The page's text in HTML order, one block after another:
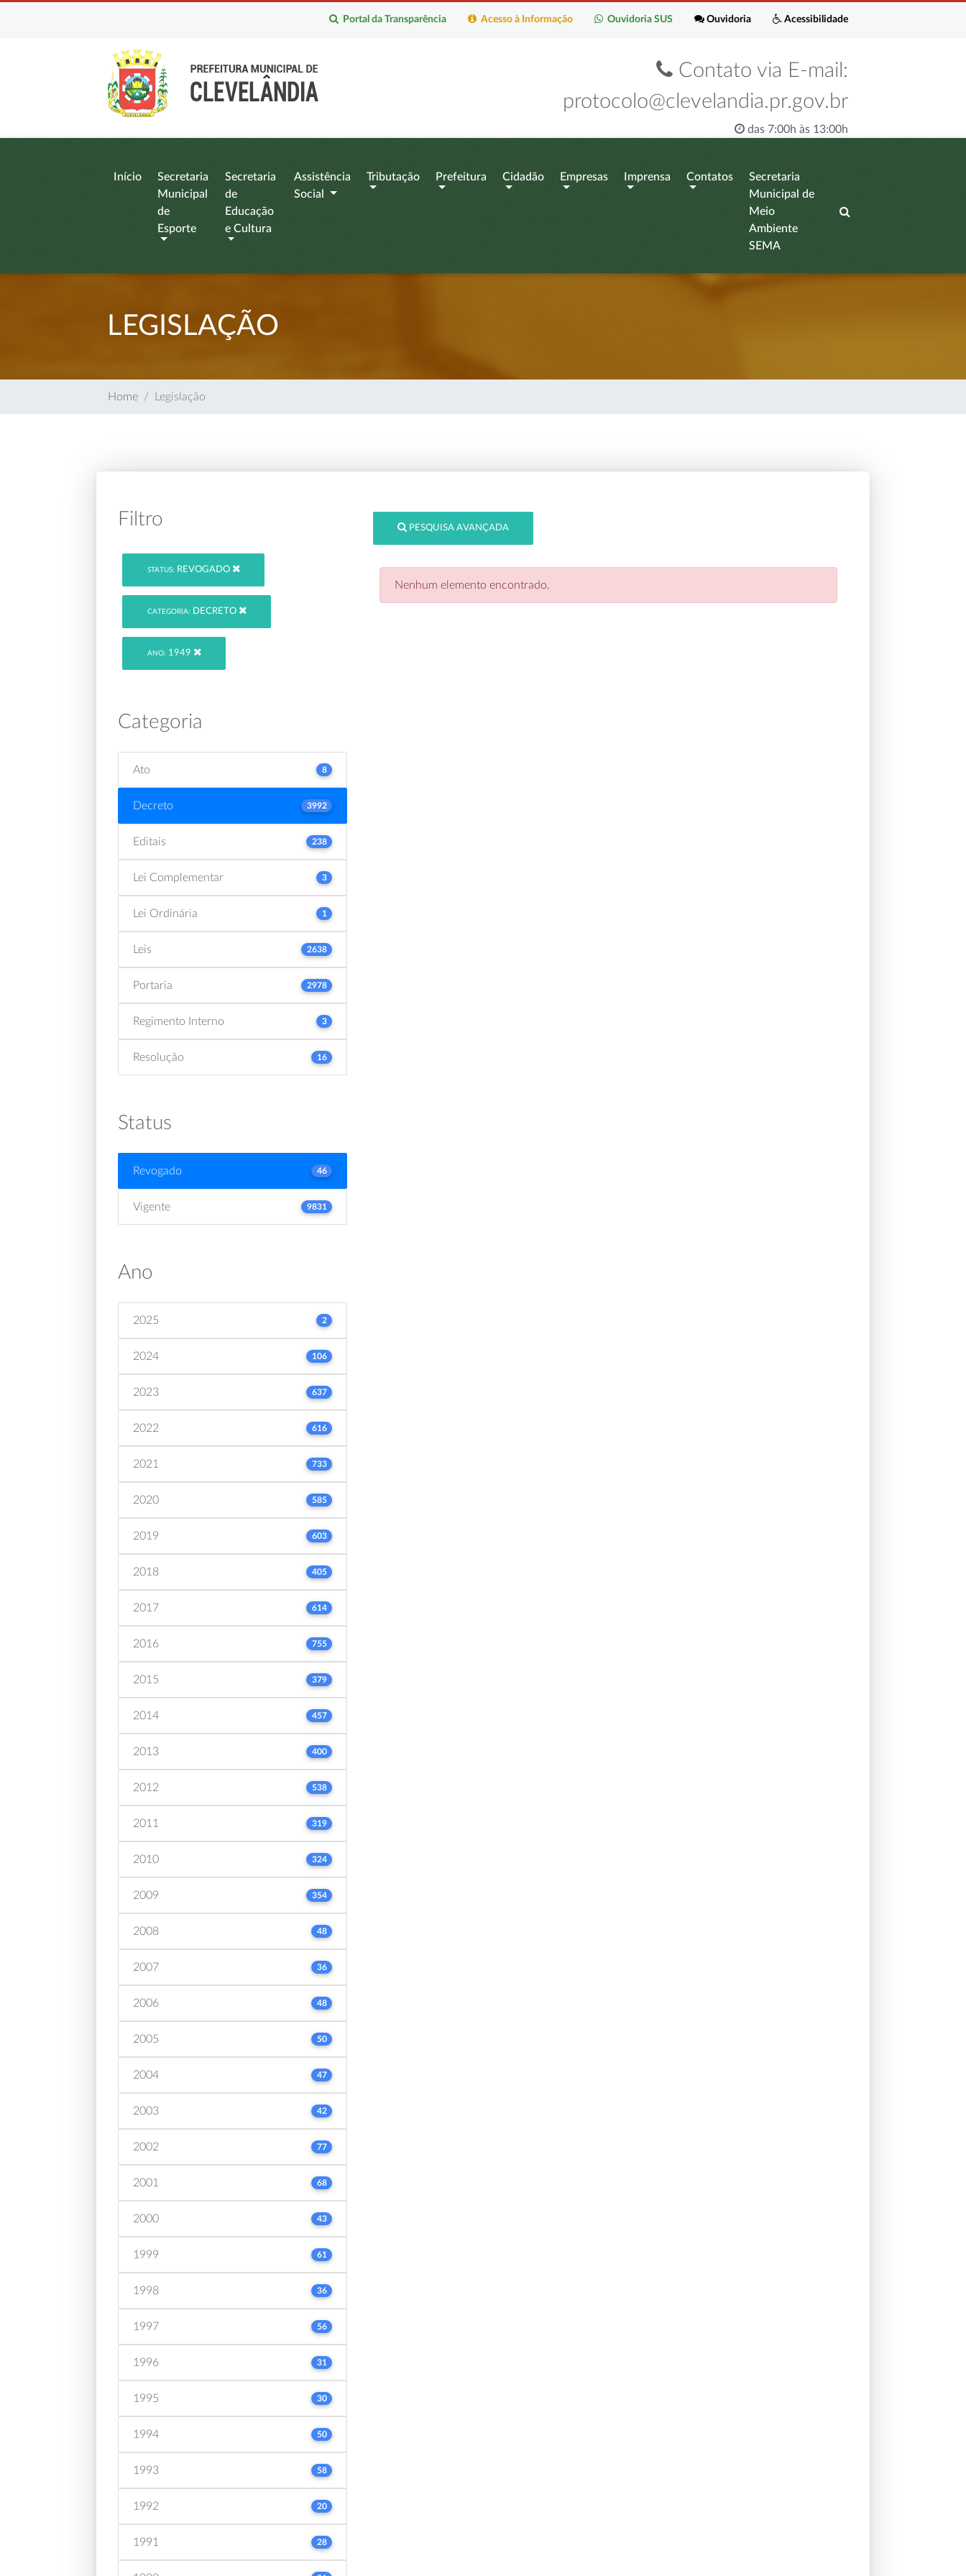
Acessibilidade
Ouvidoria
Ouvidoria SUS
Acesso à Informação
Portal da Transparência
Contato via E-mail:
protocolo@clevelandia.pr.gov.br
das 7:00h às 13:00h
Início
Secretaria
Municipal
de
Esporte
Secretaria
de
Educação
e Cultura
Assistência
Social
Tributação Prefeitura Cidadão Empresas Imprensa Contatos
Secretaria
Municipal de
Meio
Ambiente
SEMA
LEGISLAÇÃO
Home Legislação
Filtro
STATUS: REVOGADO
CATEGORIA: DECRETO
ANO: 1949
Categoria
Ato 8
Decreto 3992
Editais 238
Lei Complementar 3
Lei Ordinária 1
Leis 2638
Portaria 2978
Regimento Interno 3
Resolução 16
Status
Revogado 46
Vigente 9831
Ano
2025 2
2024 106
2023 637
2022 616
2021 733
2020 585
2019 603
2018 405
2017 614
2016 755
2015 379
2014 457
2013 400
2012 538
2011 319
2010 324
2009 354
2008 48
2007 36
2006 48
2005 50
2004 47
2003 42
2002 77
2001 68
2000 43
1999 61
1998 36
1997 56
1996 31
1995 30
1994 50
1993 58
1992 20
1991 28
PESQUISA AVANÇADA
Nenhum elemento encontrado.